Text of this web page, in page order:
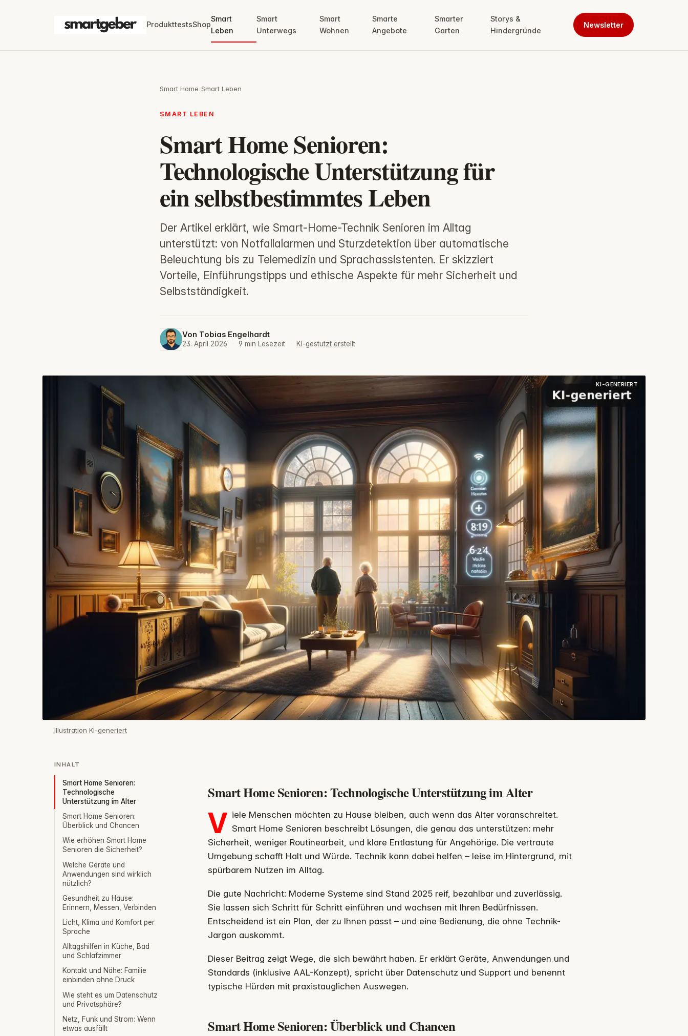
ProdukttestsShop
Smart
Leben
Smart
Unterwegs
Smart
Wohnen
Smarte
Angebote
Smarter
Garten
Storys &
Hindergründe
Newsletter
Smart Home›Smart Leben
SMART LEBEN
Smart Home Senioren:
Technologische Unterstützung für
ein selbstbestimmtes Leben
Der Artikel erklärt, wie Smart-Home-Technik Senioren im Alltag
unterstützt: von Notfallalarmen und Sturzdetektion über automatische
Beleuchtung bis zu Telemedizin und Sprachassistenten. Er skizziert
Vorteile, Einführungstipps und ethische Aspekte für mehr Sicherheit und
Selbstständigkeit.
Von Tobias Engelhardt
23. April 2026 · 9 min Lesezeit · KI-gestützt erstellt
KI-GENERIERT
Illustration KI-generiert
INHALT
Smart Home Senioren:
Technologische
Unterstützung im Alter
Smart Home Senioren:
Überblick und Chancen
Wie erhöhen Smart Home
Senioren die Sicherheit?
Welche Geräte und
Anwendungen sind wirklich
nützlich?
Gesundheit zu Hause:
Erinnern, Messen, Verbinden
Licht, Klima und Komfort per
Sprache
Alltagshilfen in Küche, Bad
und Schlafzimmer
Kontakt und Nähe: Familie
einbinden ohne Druck
Wie steht es um Datenschutz
und Privatsphäre?
Netz, Funk und Strom: Wenn
etwas ausfällt
Smart Home Senioren: Technologische Unterstützung im Alter
V iele Menschen möchten zu Hause bleiben, auch wenn das Alter voranschreitet.
Smart Home Senioren beschreibt Lösungen, die genau das unterstützen: mehr
Sicherheit, weniger Routinearbeit, und klare Entlastung für Angehörige. Die vertraute
Umgebung schafft Halt und Würde. Technik kann dabei helfen – leise im Hintergrund, mit
spürbarem Nutzen im Alltag.
Die gute Nachricht: Moderne Systeme sind Stand 2025 reif, bezahlbar und zuverlässig.
Sie lassen sich Schritt für Schritt einführen und wachsen mit Ihren Bedürfnissen.
Entscheidend ist ein Plan, der zu Ihnen passt – und eine Bedienung, die ohne Technik-
Jargon auskommt.
Dieser Beitrag zeigt Wege, die sich bewährt haben. Er erklärt Geräte, Anwendungen und
Standards (inklusive AAL-Konzept), spricht über Datenschutz und Support und benennt
typische Hürden mit praxistauglichen Auswegen.
Smart Home Senioren: Überblick und Chancen